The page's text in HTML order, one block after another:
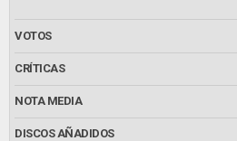
VOTOS
CRÍTICAS
NOTA MEDIA
DISCOS AÑADIDOS